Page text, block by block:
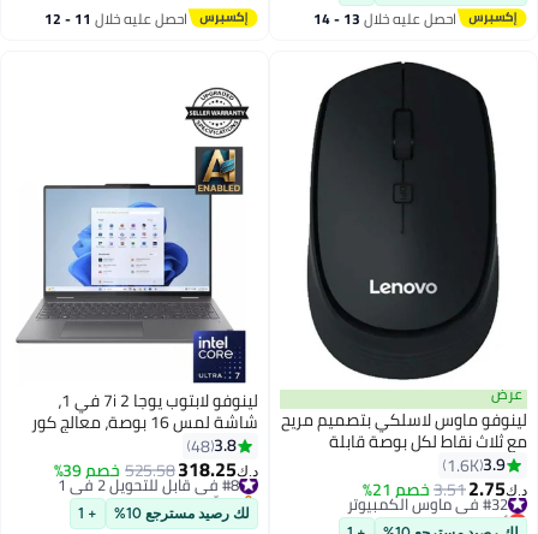
احصل عليه خلال 13 - 14 احصل عليه خلال 11 - 12
عرض
لينوفو ماوس لاسلكي بتصميم مريح
مع ثلاث نقاط لكل بوصة قابلة
للتعديل أسود
3.9
1.6K
د.ك‏2.75
3.51خصم 21% #32 في ماوس الكمبيوتر
أقل سعر في 30 يوم
#32 في ماوس الكمبيوتر
لينوفو لابتوب يوجا 7i 2 في 1،
شاشة لمس 16 بوصة، معالج كور
ألترا 7/ذاكرة الوصول العشوائي 16
تيرابايت/ويندوز 11 هوم
3.8
48
د.ك‏318.25
525.58خصم 39% #8 في قابل للتحويل 2 في 1
بتخلّص بسرعة
#8 في قابل للتحويل 2 في 1
لك رصيد مسترجع 10% + 1